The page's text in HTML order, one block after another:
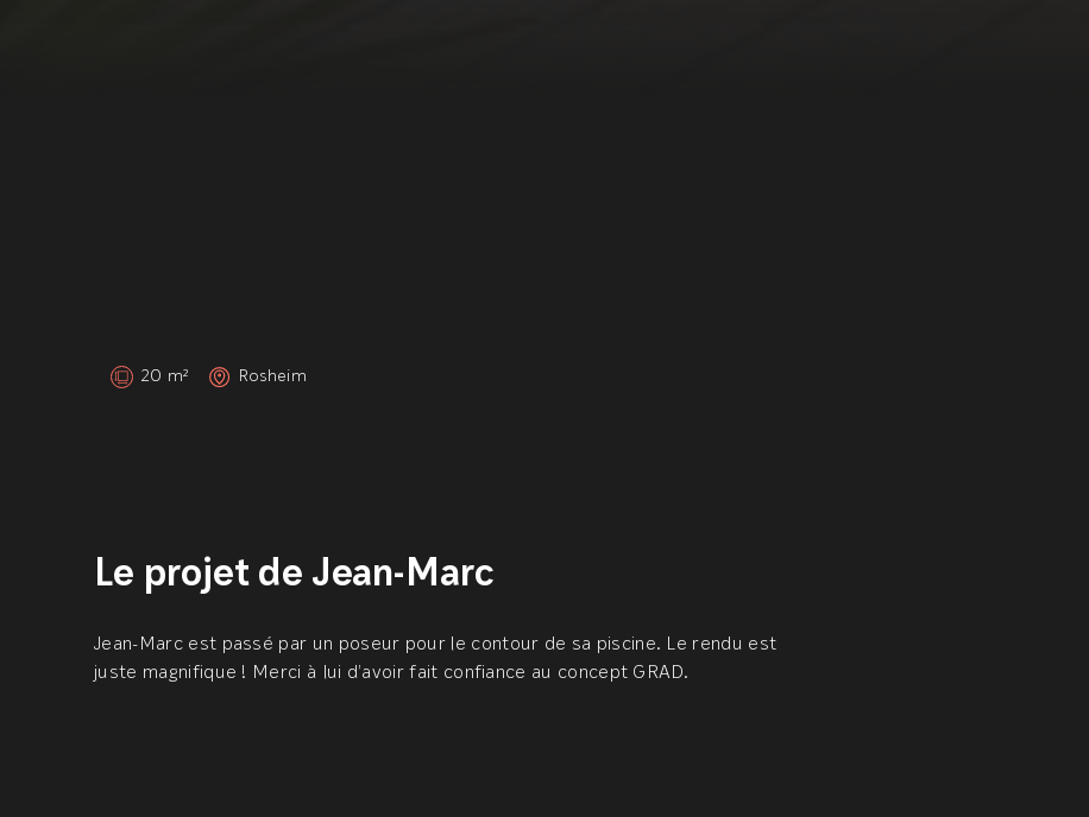
20 m² Rosheim
Le projet de Jean-Marc
Jean-Marc est passé par un poseur pour le contour de sa piscine. Le rendu est
juste magnifique ! Merci à lui d’avoir fait confiance au concept GRAD.